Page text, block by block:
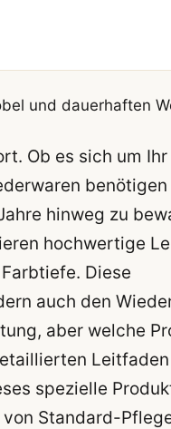
und dauerhaften
Ob es sich um
benötigen
hinweg zu
hochwertige
Diese
auch den
aber welche
spezielle
Standard-